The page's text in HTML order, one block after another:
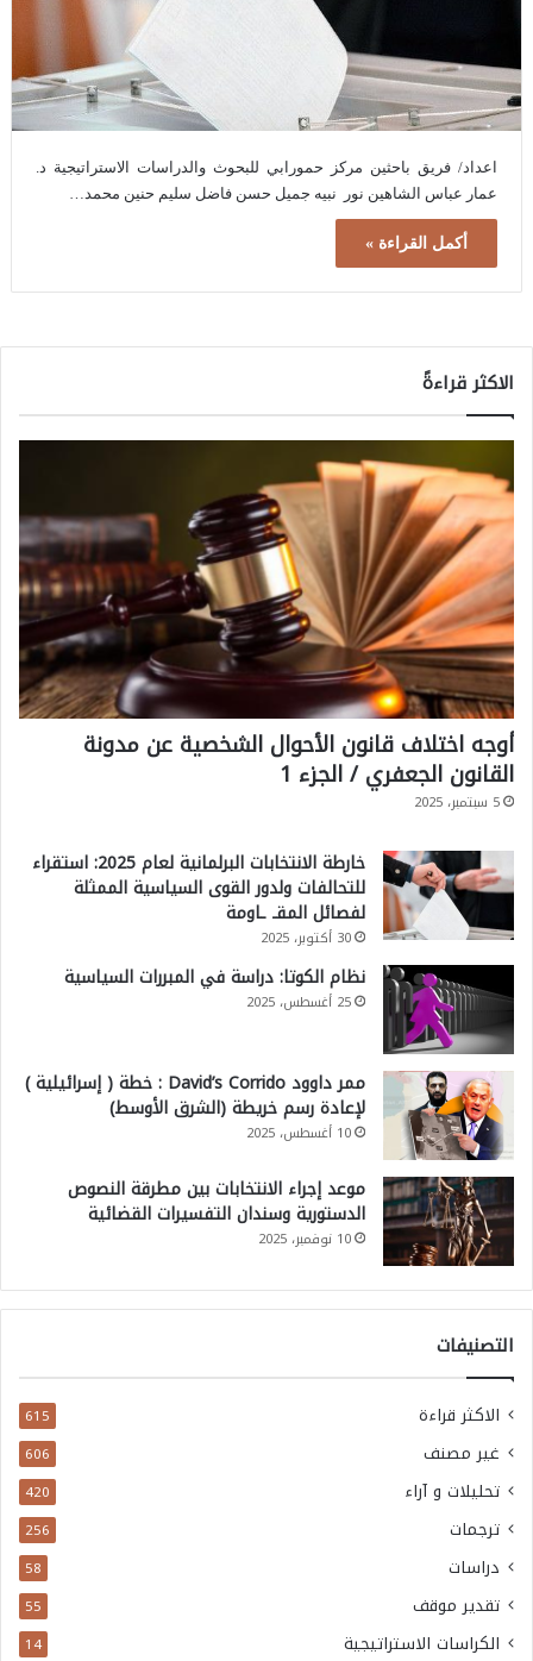
اعداد/ فريق باحثين مركز حمورابي للبحوث والدراسات الاستراتيجية د.
عمار عباس الشاهين نور نبيه جميل حسن فاضل سليم حنين محمد…
أكمل القراءة »
الاكثر قراءةً
أوجه اختلاف قانون الأحوال الشخصية عن مدونة
القانون الجعفري / الجزء 1
5 سبتمبر، 2025
خارطة الانتخابات البرلمانية لعام 2025: استقراء
للتحالفات ولدور القوى السياسية الممثلة
لفصائل المقـ ـاومة
30 أكتوبر، 2025
نظام الكوتا: دراسة في المبررات السياسية
25 أغسطس، 2025
ممر داوود David’s Corrido : خطة ( إسرائيلية )
لإعادة رسم خريطة (الشرق الأوسط)
10 أغسطس، 2025
موعد إجراء الانتخابات بين مطرقة النصوص
الدستورية وسندان التفسيرات القضائية
10 نوفمبر، 2025
التصنيفات
الاكثر قراءة 615
غير مصنف 606
تحليلات و آراء 420
ترجمات 256
دراسات 58
تقدير موقف 55
الكراسات الاستراتيجية 14